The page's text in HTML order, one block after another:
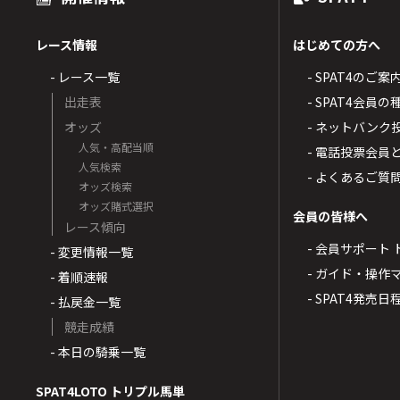
レース情報
- レース一覧
出走表
オッズ
人気・高配当順
人気検索
オッズ検索
オッズ賭式選択
レース傾向
- 変更情報一覧
- 着順速報
- 払戻金一覧
競走成績
- 本日の騎乗一覧
SPAT4LOTO トリプル馬単
はじめての方へ
- SPAT4のご案
- SPAT4会員の
- ネットバンク
- 電話投票会員
- よくあるご質
会員の皆様へ
- 会員サポート
- ガイド・操作
- SPAT4発売日